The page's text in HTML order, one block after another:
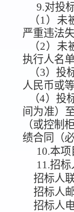
9.对投
（1）
严重违法
（2）
执行人名
（3）
人民币或
（4）
间为准）
（或控制
绩合同（
10.本项
11.招
招标人
招标人
招标人